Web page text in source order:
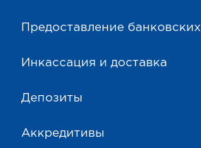
Предоставление
Инкассация и доставка
Депозиты
Аккредитивы